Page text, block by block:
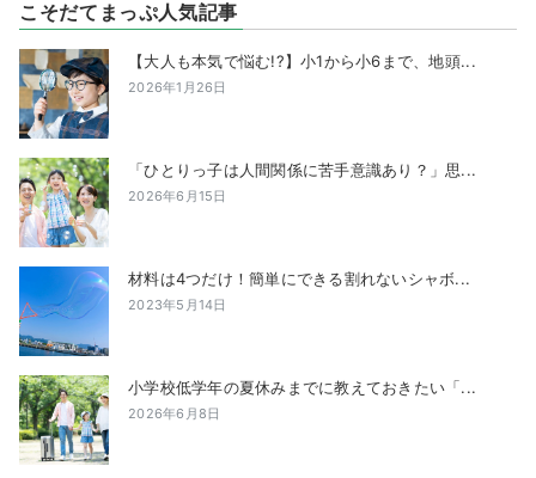
こそだてまっぷ人気記事
【大人も本気で悩む!?】小1から小6まで、地頭...
2026年1月26日
「ひとりっ子は人間関係に苦手意識あり？」思...
2026年6月15日
材料は4つだけ！簡単にできる割れないシャボ...
2023年5月14日
小学校低学年の夏休みまでに教えておきたい「...
2026年6月8日